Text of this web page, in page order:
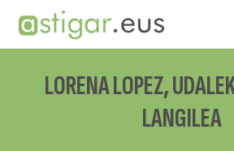
LORENA LOPEZ,
LANGILEA